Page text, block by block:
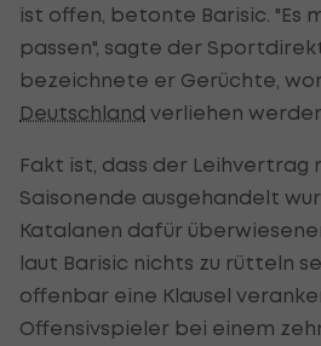
ist offen, betonte Barisic. "Es
passen", sagte der
bezeichnete er Gerüchte,
Deutschland verliehen
Fakt ist, dass der Leihvertrag
Saisonende ausgehandelt
Katalanen dafür
laut Barisic nichts zu rütteln
offenbar eine Klausel
Offensivspieler bei einem